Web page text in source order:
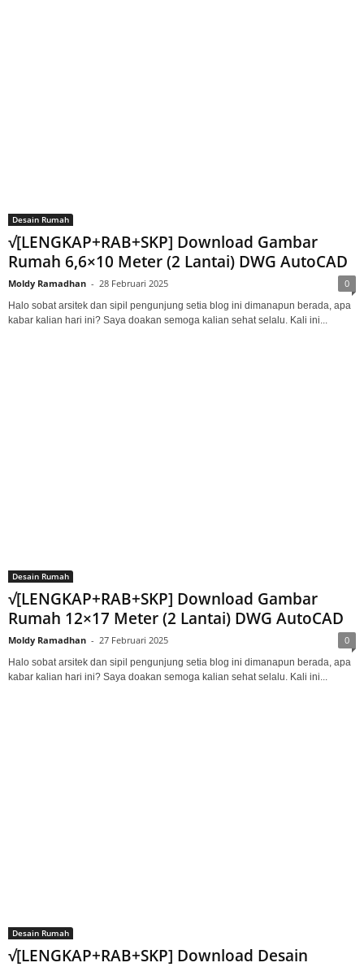
Desain Rumah
√[LENGKAP+RAB+SKP] Download Gambar
Rumah 6,6×10 Meter (2 Lantai) DWG AutoCAD
Moldy Ramadhan - 28 Februari 2025 0
Halo sobat arsitek dan sipil pengunjung setia blog ini dimanapun berada, apa
kabar kalian hari ini? Saya doakan semoga kalian sehat selalu. Kali ini...
Desain Rumah
√[LENGKAP+RAB+SKP] Download Gambar
Rumah 12×17 Meter (2 Lantai) DWG AutoCAD
Moldy Ramadhan - 27 Februari 2025 0
Halo sobat arsitek dan sipil pengunjung setia blog ini dimanapun berada, apa
kabar kalian hari ini? Saya doakan semoga kalian sehat selalu. Kali ini...
Desain Rumah
√[LENGKAP+RAB+SKP] Download Desain